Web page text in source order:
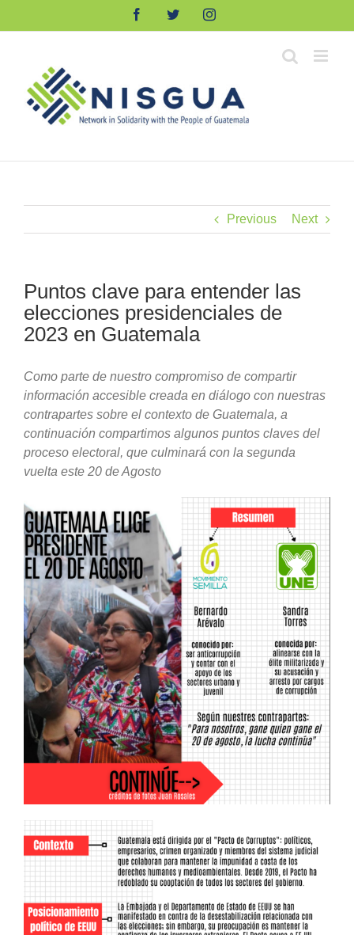
FacebookTwitterInstagram
Previous Next
Puntos clave para entender las
elecciones presidenciales de
2023 en Guatemala
Como parte de nuestro compromiso de compartir
información accesible creada en diálogo con nuestras
contrapartes sobre el contexto de Guatemala, a
continuación compartimos algunos puntos claves del
proceso electoral, que culminará con la segunda
vuelta este 20 de Agosto